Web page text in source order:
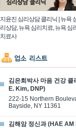
지윤진 심리상담 클리닉 | 뉴욕
리상담, 뉴욕 심리치료, 뉴욕 심리
치료사
김은희박사 마음 건강
E. Kim, DNP)
222-15 Northern
Bayside, NY 11361
김해암 정신과 (HAE AM